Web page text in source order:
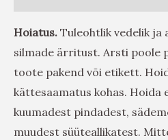
Hoiatus. Tuleohtlik vedelik ja
silmade ärritust. Arsti poole
toote pakend või etikett.
kättesaamatus kohas. Hoida
kuumadest pindadest,
muudest süüteallikatest.